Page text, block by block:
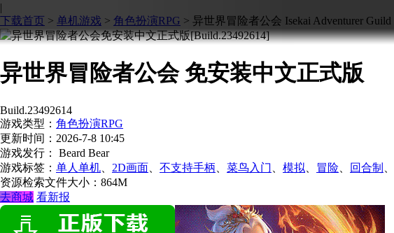
|
下载首页 > 单机游戏 > 角色扮演RPG > 异世界冒险者公会 Isekai Adventurer Guild
异世界冒险者公会 免安装中文正式版
Build.23492614
游戏类型： 角色扮演RPG
更新时间： 2026-7-8 10:45
游戏发行： Beard Bear
游戏标签： 单人单机 2D画面 不支持手柄 菜鸟入门 模拟 冒险 回合制
资源检索文件大小：864M
去商城 看新报